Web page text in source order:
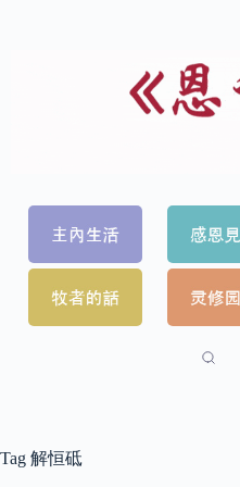
Tag 解恒砥